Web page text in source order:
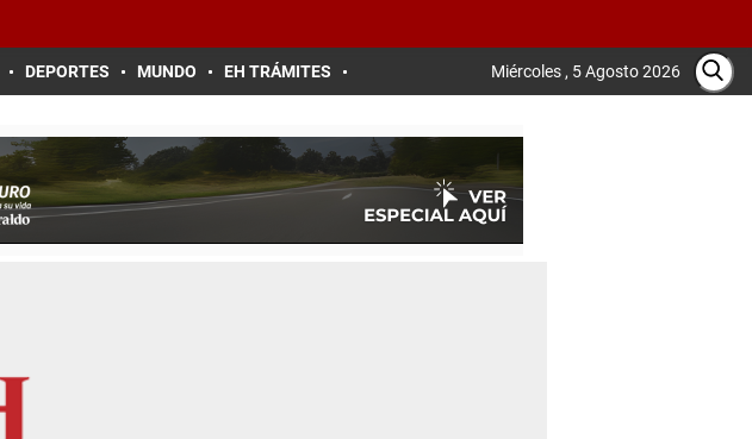
DEPORTES MUNDO EH TRÁMITES Miércoles , 5 Agosto 2026